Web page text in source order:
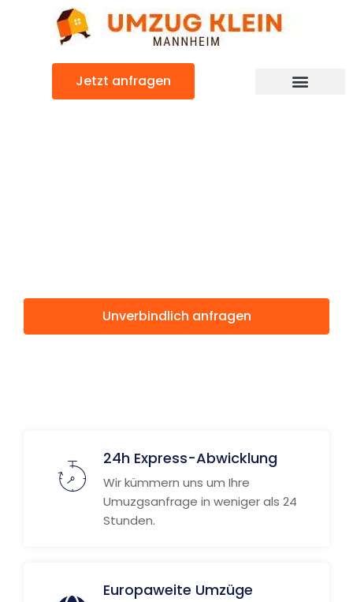
Jetzt anfragen
Unverbindlich anfragen
24h Express-Abwicklung
Wir kümmern uns um Ihre
Umuzgsanfrage in weniger als 24
Stunden.
Europaweite Umzüge